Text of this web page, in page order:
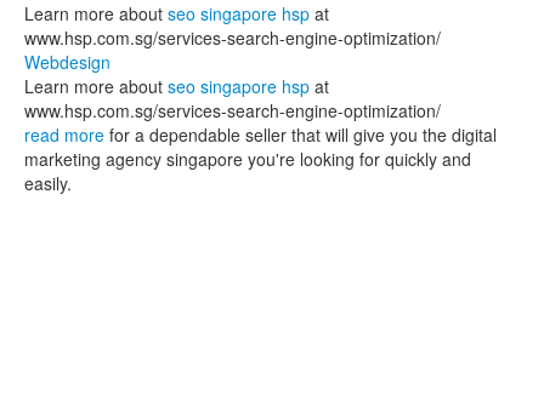
Learn more about seo singapore hsp at
www.hsp.com.sg/services-search-engine-optimization/
Webdesign
Learn more about seo singapore hsp at
www.hsp.com.sg/services-search-engine-optimization/
read more for a dependable seller that will give you the digital
marketing agency singapore you're looking for quickly and
easily.